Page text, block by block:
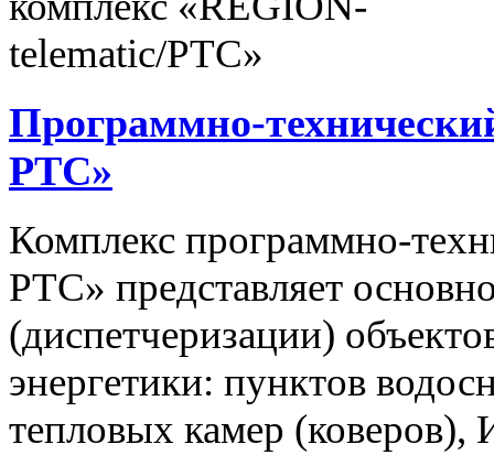
Программно-
РТС»
Комплекс программно-
РТС» представляет
(диспетчеризации)
энергетики: пунктов
тепловых камер